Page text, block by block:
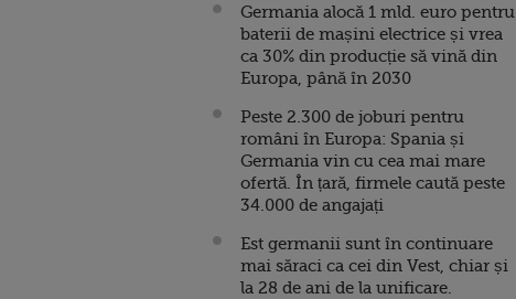
Germania alocă 1 mld. euro pentru
baterii de mașini electrice și vrea
ca 30% din producție să vină din
Europa, până în 2030
Peste 2.300 de joburi pentru
români în Europa: Spania și
Germania vin cu cea mai mare
ofertă. În țară, firmele caută peste
34.000 de angajați
Est germanii sunt în continuare
mai săraci ca cei din Vest, chiar și
la 28 de ani de la unificare.